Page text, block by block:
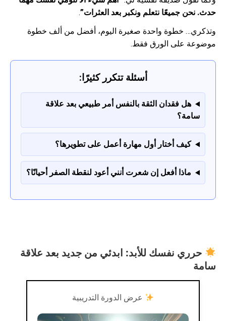
حدث. نحن جميعًا نتعلم ونكبر بعد العثرات”.
وتذكري… خطوة واحدة صغيرة اليوم، أفضل من ألف خطوة
موضوعة على الورق فقط.
أسئلة تتكرر كثيرًا:
هل فقدان الثقة بالنفس أمر طبيعي بعد علاقة
سامة؟
كيف أختار أول مهارة أعمل على تطويرها؟
ماذا أفعل إن شعرت أنني أعود لنقطة الصفر أحيانًا؟
حرري نفسك للأبد: ابدئي من جديد بعد علاقة
سامة
عرض الدورة التدريبية